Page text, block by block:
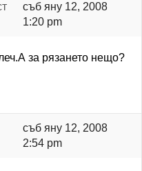
съб яну 12, 2008
1:20 pm
за рязането нещо?
съб яну 12, 2008
2:54 pm